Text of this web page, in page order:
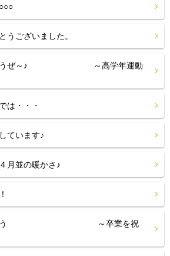
うございました。
いこうぜ～♪ ～高学年運動
は・・・
ています♪
月並の暖かさ♪
・と・う ～卒業を祝